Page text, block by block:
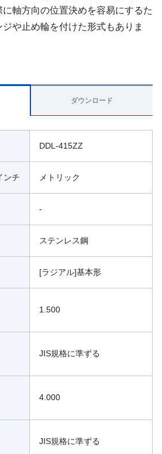
軸方向の位置決めを容易にするた
や止め輪を付けた形式もありま
DDL-415ZZ
ンチ メトリック
-
ステンレス鋼
[ラジアル]基本形
1.500
JIS規格に準ずる
4.000
JIS規格に準ずる
ダウンロード